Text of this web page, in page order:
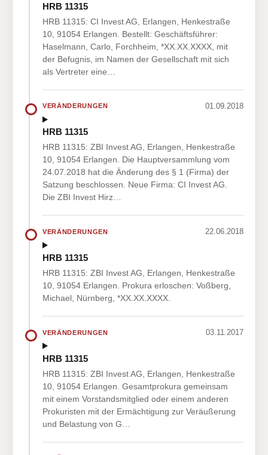
HRB 11315
HRB 11315: CI Invest AG, Erlangen, Henkestraße
10, 91054 Erlangen. Bestellt: Geschäftsführer:
Haselmann, Carlo, Forchheim, *XX.XX.XXXX, mit
der Befugnis, im Namen der Gesellschaft mit sich
als Vertreter eine…
VERÄNDERUNGEN 01.09.2018
HRB 11315
HRB 11315: ZBI Invest AG, Erlangen, Henkestraße
10, 91054 Erlangen. Die Hauptversammlung vom
24.07.2018 hat die Änderung des § 1 (Firma) der
Satzung beschlossen. Neue Firma: CI Invest AG.
Die ZBI Invest Hirz…
VERÄNDERUNGEN 22.06.2018
HRB 11315
HRB 11315: ZBI Invest AG, Erlangen, Henkestraße
10, 91054 Erlangen. Prokura erloschen: Voßberg,
Michael, Nürnberg, *XX.XX.XXXX.
VERÄNDERUNGEN 03.11.2017
HRB 11315
HRB 11315: ZBI Invest AG, Erlangen, Henkestraße
10, 91054 Erlangen. Gesamtprokura gemeinsam
mit einem Vorstandsmitglied oder einem anderen
Prokuristen mit der Ermächtigung zur Veräußerung
und Belastung von G…